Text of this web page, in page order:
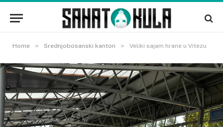
Home » Srednjobosanski kanton » Veliki sajam hrane u Vitezu